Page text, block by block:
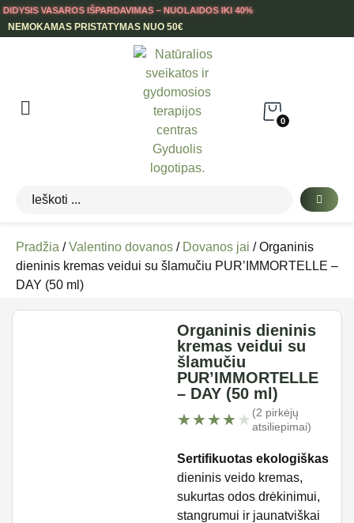
DIDYSIS VASAROS IŠPARDAVIMAS – NUOLAIDOS IKI 40%
NEMOKAMAS PRISTATYMAS NUO 50€
0
Pradžia /Valentino dovanos / Dovanos jai / Organinis
dieninis kremas veidui su šlamučiu PUR’IMMORTELLE –
DAY (50 ml)
Organinis dieninis
kremas veidui su
šlamučiu
PUR’IMMORTELLE
– DAY (50 ml)
★★★★★
★★★★★ (2 pirkėjų
atsiliepimai)
Sertifikuotas ekologiškas
dieninis veido kremas,
sukurtas odos drėkinimui,
stangrumui ir jaunatviškai